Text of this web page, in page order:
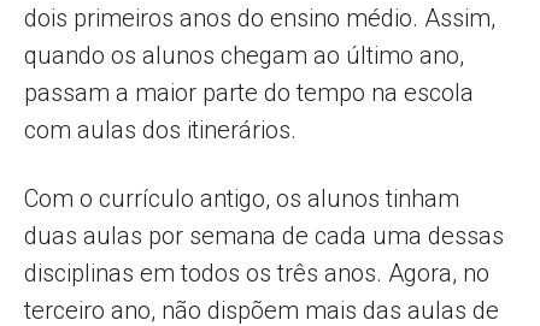
dois primeiros anos do ensino médio. Assim,
quando os alunos chegam ao último ano,
passam a maior parte do tempo na escola
com aulas dos itinerários.
Com o currículo antigo, os alunos tinham
duas aulas por semana de cada uma dessas
disciplinas em todos os três anos. Agora, no
terceiro ano, não dispõem mais das aulas de